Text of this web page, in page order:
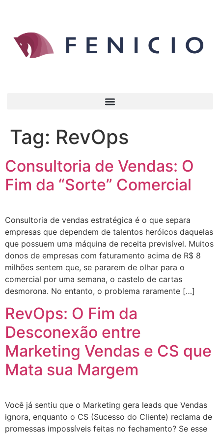
Tag: RevOps
Consultoria de Vendas: O
Fim da “Sorte” Comercial
Consultoria de vendas estratégica é o que separa
empresas que dependem de talentos heróicos daquelas
que possuem uma máquina de receita previsível. Muitos
donos de empresas com faturamento acima de R$ 8
milhões sentem que, se pararem de olhar para o
comercial por uma semana, o castelo de cartas
desmorona. No entanto, o problema raramente […]
RevOps: O Fim da
Desconexão entre
Marketing Vendas e CS que
Mata sua Margem
Você já sentiu que o Marketing gera leads que Vendas
ignora, enquanto o CS (Sucesso do Cliente) reclama de
promessas impossíveis feitas no fechamento? Se esse